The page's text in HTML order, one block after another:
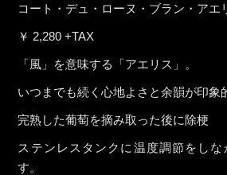
コート・デュ・ローヌ・ブラン・アエ
￥ 2,280 +TAX
「風」を意味する「アエリス」。
いつまでも続く心地よさと余韻が印象
完熟した葡萄を摘み取った後に除梗
ステンレスタンクに温度調節をしな
す。